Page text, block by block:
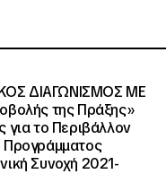
ΔΙΑΓΩΝΙΣΜΟΣ ΜΕ
της Πράξης»
για το Περιβάλλον
Προγράμματος
Συνοχή 2021-